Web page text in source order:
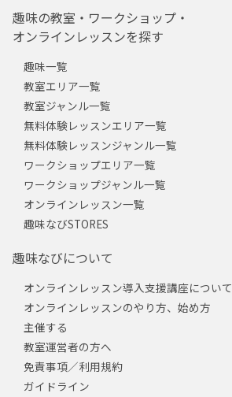
趣味の教室・ワークショップ・
オンラインレッスンを探す
趣味一覧
教室エリア一覧
教室ジャンル一覧
無料体験レッスンエリア一覧
無料体験レッスンジャンル一覧
ワークショップエリア一覧
ワークショップジャンル一覧
オンラインレッスン一覧
趣味なびSTORES
趣味なびについて
オンラインレッスン導入支援講座について
オンラインレッスンのやり方、始め方
主催する
教室運営者の方へ
免責事項／利用規約
ガイドライン